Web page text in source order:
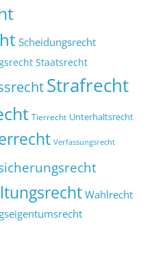
Scheidungsrecht
Staatsrecht
Strafrecht
Tierrecht Unterhaltsrecht
Verfassungsrecht
Wahlrecht